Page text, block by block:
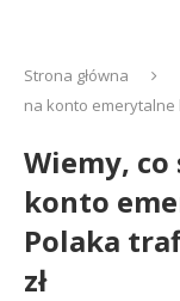
Strona główna
na konto emerytalne
Wiemy, co
konto
Polaka
zł